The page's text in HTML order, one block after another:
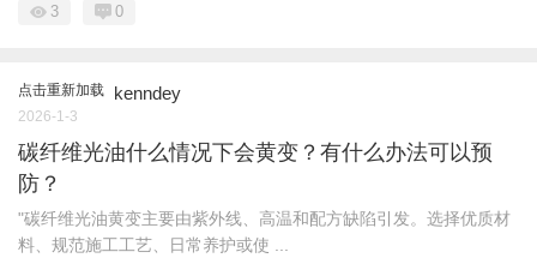
3 0
点击重新加载 kenndey
2026-1-3
碳纤维光油什么情况下会黄变？有什么办法可以预
防？
"碳纤维光油黄变主要由紫外线、高温和配方缺陷引发。选择优质材
料、规范施工工艺、日常养护或使 ...